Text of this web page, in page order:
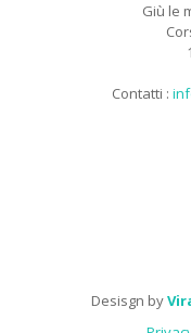
Giù le
Contatti :
Desisgn by